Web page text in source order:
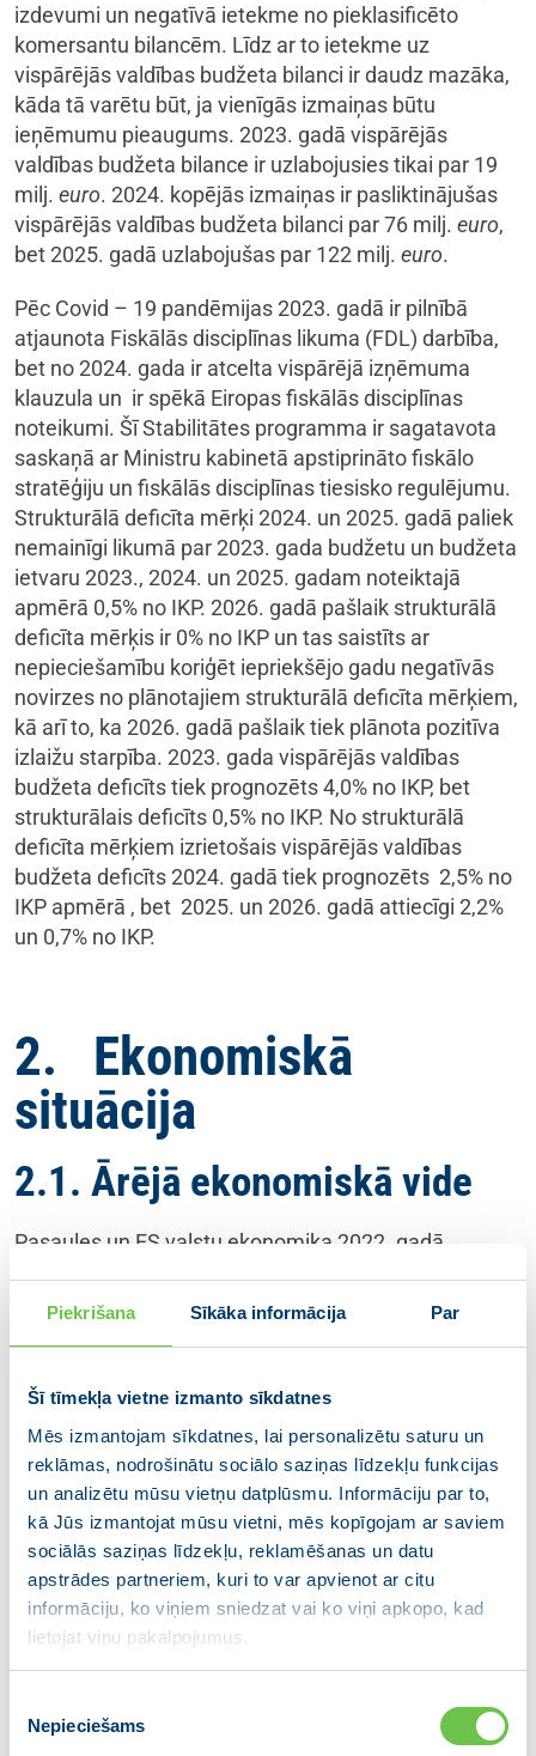
Piekrišana Sīkāka informācija Par
Šī tīmekļa vietne izmanto sīkdatnes
Mēs izmantojam sīkdatnes, lai personalizētu saturu un
reklāmas, nodrošinātu sociālo saziņas līdzekļu funkcijas
un analizētu mūsu vietņu datplūsmu. Informāciju par to,
kā Jūs izmantojat mūsu vietni, mēs kopīgojam ar saviem
sociālās saziņas līdzekļu, reklamēšanas un datu
apstrādes partneriem, kuri to var apvienot ar citu
informāciju, ko viņiem sniedzat vai ko viņi apkopo, kad
lietojat viņu pakalpojumus.
izvēle
Nepieciešams
izdevumi un negatīvā ietekme no pieklasificēto
komersantu bilancēm. Līdz ar to ietekme uz
vispārējās valdības budžeta bilanci ir daudz mazāka,
kāda tā varētu būt, ja vienīgās izmaiņas būtu
ieņēmumu pieaugums. 2023. gadā vispārējās
valdības budžeta bilance ir uzlabojusies tikai par 19
milj. euro. 2024. kopējās izmaiņas ir pasliktinājušas
vispārējās valdības budžeta bilanci par 76 milj. euro,
bet 2025. gadā uzlabojušas par 122 milj. euro.
Pēc Covid – 19 pandēmijas 2023. gadā ir pilnībā
atjaunota Fiskālās disciplīnas likuma (FDL) darbība,
bet no 2024. gada ir atcelta vispārējā izņēmuma
klauzula un ir spēkā Eiropas fiskālās disciplīnas
noteikumi. Šī Stabilitātes programma ir sagatavota
saskaņā ar Ministru kabinetā apstiprināto fiskālo
stratēģiju un fiskālās disciplīnas tiesisko regulējumu.
Strukturālā deficīta mērķi 2024. un 2025. gadā paliek
nemainīgi likumā par 2023. gada budžetu un budžeta
ietvaru 2023., 2024. un 2025. gadam noteiktajā
apmērā 0,5% no IKP. 2026. gadā pašlaik strukturālā
deficīta mērķis ir 0% no IKP un tas saistīts ar
nepieciešamību koriģēt iepriekšējo gadu negatīvās
novirzes no plānotajiem strukturālā deficīta mērķiem,
kā arī to, ka 2026. gadā pašlaik tiek plānota pozitīva
izlaižu starpība. 2023. gada vispārējās valdības
budžeta deficīts tiek prognozēts 4,0% no IKP, bet
strukturālais deficīts 0,5% no IKP. No strukturālā
deficīta mērķiem izrietošais vispārējās valdības
budžeta deficīts 2024. gadā tiek prognozēts 2,5% no
IKP apmērā , bet 2025. un 2026. gadā attiecīgi 2,2%
un 0,7% no IKP.
2. Ekonomiskā
situācija
2.1. Ārējā ekonomiskā vide
Pasaules un ES valstu ekonomika 2022. gadā
kopš pagājušā gada februāra situāciju jau pilnībā
energoresursu cenas, ceļot kopējo inflācijas līmeni un
inflāciju, pasaules valstu centrālās bankas 2022.
gadā uzsāka procentu likmju paaugstināšanas ciklu,
kam tāpat bija bremzējoša ietekme uz ekonomikas
izaugsmi.
Pēc Starptautiskā Valūtas fonda (SVF) aplēsēm,
pasaules ekonomika pērn ir augusi par 3,4%,
izaugsmei palēninoties no 2021. gadā sasniegtajiem
līdz 3,5%, kamēr 2021. gadā ES ekonomika bija